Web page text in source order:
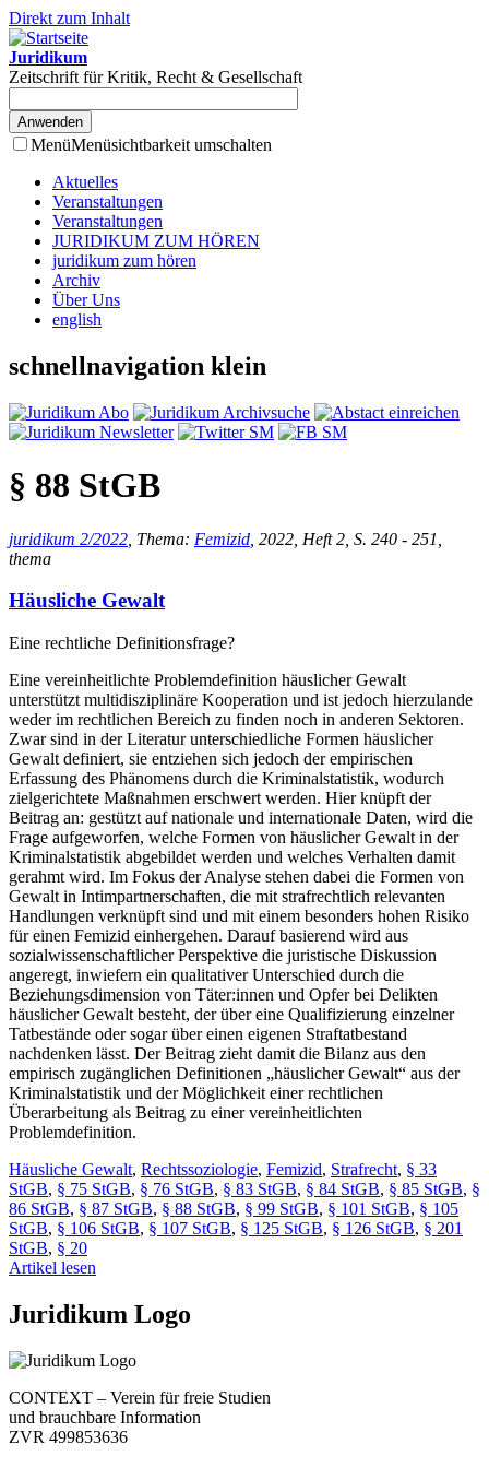
Direkt zum Inhalt
Juridikum
Zeitschrift für Kritik, Recht & Gesellschaft
MenüMenüsichtbarkeit umschalten
Aktuelles
Veranstaltungen
Veranstaltungen
JURIDIKUM ZUM HÖREN
juridikum zum hören
Archiv
Über Uns
english
schnellnavigation klein
§ 88 StGB
juridikum 2/2022 , Thema: Femizid , 2022, Heft 2, S. 240 - 251,
thema
Häusliche Gewalt
Eine rechtliche Definitionsfrage?
Eine vereinheitlichte Problemdefinition häuslicher Gewalt
unterstützt multidisziplinäre Kooperation und ist jedoch hierzulande
weder im rechtlichen Bereich zu finden noch in anderen Sektoren.
Zwar sind in der Literatur unterschiedliche Formen häuslicher
Gewalt definiert, sie entziehen sich jedoch der empirischen
Erfassung des Phänomens durch die Kriminalstatistik, wodurch
zielgerichtete Maßnahmen erschwert werden. Hier knüpft der
Beitrag an: gestützt auf nationale und internationale Daten, wird die
Frage aufgeworfen, welche Formen von häuslicher Gewalt in der
Kriminalstatistik abgebildet werden und welches Verhalten damit
gerahmt wird. Im Fokus der Analyse stehen dabei die Formen von
Gewalt in Intimpartnerschaften, die mit strafrechtlich relevanten
Handlungen verknüpft sind und mit einem besonders hohen Risiko
für einen Femizid einhergehen. Darauf basierend wird aus
sozialwissenschaftlicher Perspektive die juristische Diskussion
angeregt, inwiefern ein qualitativer Unterschied durch die
Beziehungsdimension von Täter:innen und Opfer bei Delikten
häuslicher Gewalt besteht, der über eine Qualifizierung einzelner
Tatbestände oder sogar über einen eigenen Straftatbestand
nachdenken lässt. Der Beitrag zieht damit die Bilanz aus den
empirisch zugänglichen Definitionen „häuslicher Gewalt“ aus der
Kriminalstatistik und der Möglichkeit einer rechtlichen
Überarbeitung als Beitrag zu einer vereinheitlichten
Problemdefinition.
Häusliche Gewalt, Rechtssoziologie, Femizid, Strafrecht, § 33
StGB, § 75 StGB, § 76 StGB, § 83 StGB, § 84 StGB, § 85 StGB, §
86 StGB, § 87 StGB, § 88 StGB, § 99 StGB, § 101 StGB, § 105
StGB, § 106 StGB, § 107 StGB, § 125 StGB, § 126 StGB, § 201
StGB, § 20
Artikel lesen
Juridikum Logo
CONTEXT – Verein für freie Studien
und brauchbare Information
ZVR 499853636